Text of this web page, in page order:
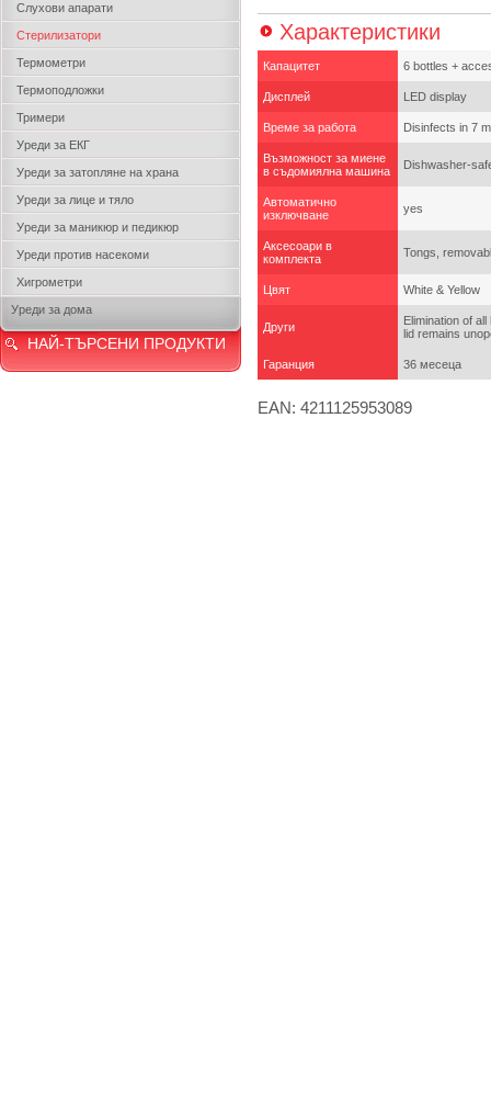
Слухови апарати
Стерилизатори
Термометри
Термоподложки
Тримери
Уреди за ЕКГ
Уреди за затопляне на храна
Уреди за лице и тяло
Уреди за маникюр и педикюр
Уреди против насекоми
Хигрометри
Уреди за дома
НАЙ-ТЪРСЕНИ ПРОДУКТИ
Характеристики
Капацитет 6 bottles +
Дисплей LED display
Време за работа Disinfects in 7
Възможност за миене
в съдомиялна машина
Dishwasher-
Автоматично
изключване
yes
Аксесоари в
комплекта
Tongs,
Цвят White & Yellow
Други
Elimination of
lid remains
Гаранция 36 месеца
EAN: 4211125953089